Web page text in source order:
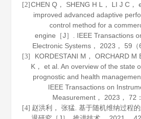
[2] CHEN Q， SHENG H L， LI J C，
improved advanced adaptive
control method for a
engine［J］. IEEE Transactions
Electronic Systems ， 2023 ， 59
[3]
KORDESTANI M， ORCHARD M
K， et al. An overview of the state
prognostic and health
IEEE Transactions on
Measurement， 2023 ， 72
[4] 赵洪利， 张猛. 基于随机维纳过程